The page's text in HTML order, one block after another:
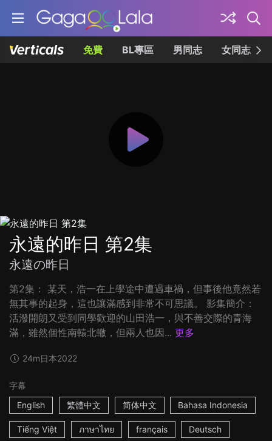
免費 BL專區 男同志 女同志
永遠的昨日 第2集
永遠の昨日
第2集： 某天，浩一在上學途中遭遇車禍，但事後他竟然若
無其事的起身，這也讓滿感到非常不可思議。 影集簡介：
活潑開朗又受到同學歡迎的山田浩一，與不善交際的青海
滿，雖然個性南轅北轍，但兩人也因... 更多
24m日本2022
字幕
English
繁體中文 简体中文 Bahasa Indonesia
Tiếng Việt ภาษาไทย français Deutsch